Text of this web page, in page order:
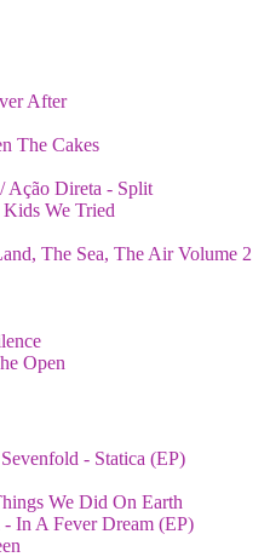
After
The Cakes
Ação Direta - Split
We Tried
The Sea, The Air Volume 2
Open
- Statica (EP)
We Did On Earth
- In A Fever Dream (EP)